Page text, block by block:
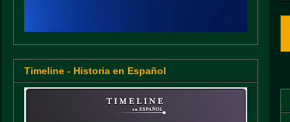
Timeline - Historia en Español